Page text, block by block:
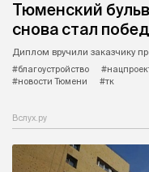
Тюменский
снова стал
Диплом вручили заказчику
#благоустройство
#новости Тюмени
#тк
Вслух.ру